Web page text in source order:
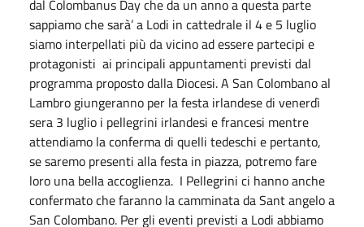
dal Colombanus Day che da un anno a questa parte
sappiamo che sarà’ a Lodi in cattedrale il 4 e 5 luglio
siamo interpellati più da vicino ad essere partecipi e
protagonisti ai principali appuntamenti previsti dal
programma proposto dalla Diocesi. A San Colombano al
Lambro giungeranno per la festa irlandese di venerdì
sera 3 luglio i pellegrini irlandesi e francesi mentre
attendiamo la conferma di quelli tedeschi e pertanto,
se saremo presenti alla festa in piazza, potremo fare
loro una bella accoglienza. I Pellegrini ci hanno anche
confermato che faranno la camminata da Sant angelo a
San Colombano. Per gli eventi previsti a Lodi abbiamo